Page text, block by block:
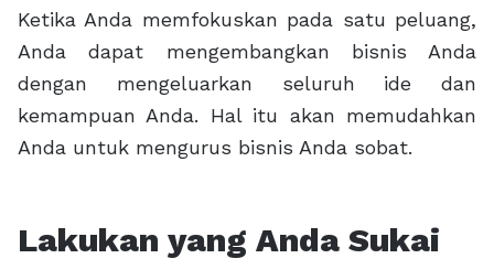
Ketika Anda memfokuskan pada satu peluang,
Anda dapat mengembangkan bisnis Anda
dengan mengeluarkan seluruh ide dan
kemampuan Anda. Hal itu akan memudahkan
Anda untuk mengurus bisnis Anda sobat.
Lakukan yang Anda Sukai